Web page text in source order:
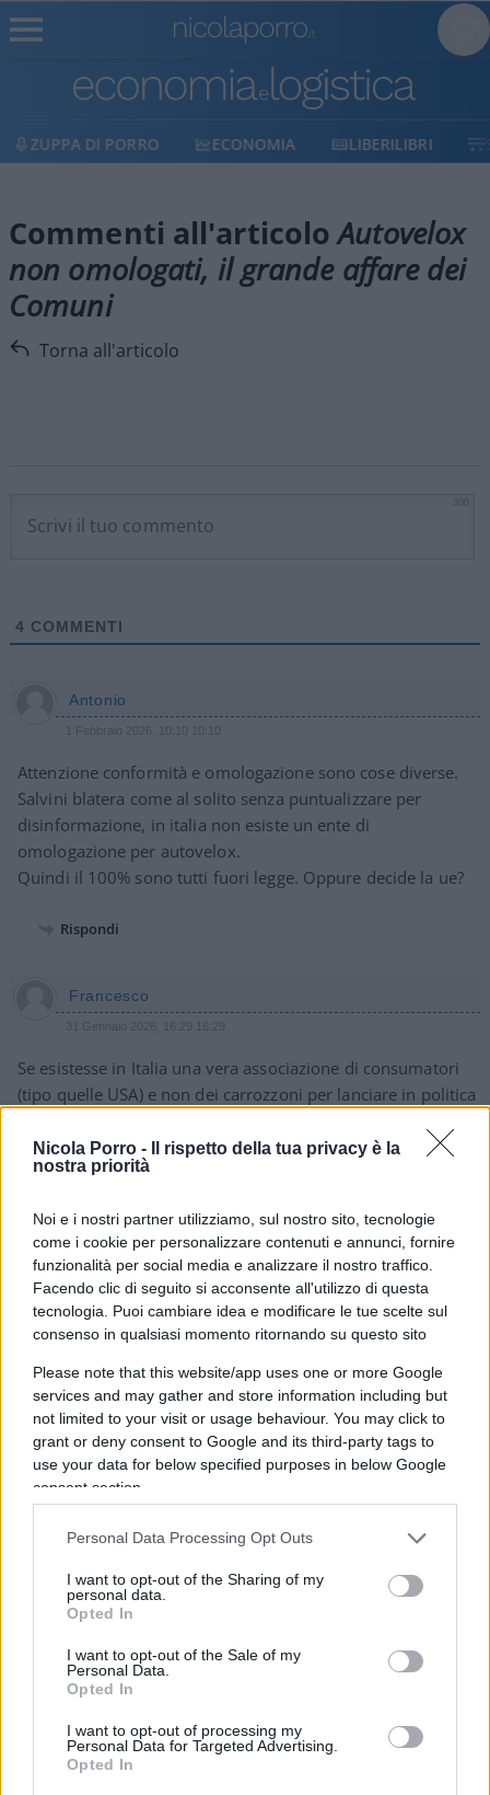
Nicola Porro -
Il rispetto della tua privacy è la
nostra priorità
Noi e i nostri partner utilizziamo, sul nostro sito, tecnologie
come i cookie per personalizzare contenuti e annunci, fornire
funzionalità per social media e analizzare il nostro traffico.
Facendo clic di seguito si acconsente all'utilizzo di questa
tecnologia. Puoi cambiare idea e modificare le tue scelte sul
consenso in qualsiasi momento ritornando su questo sito
Please note that this website/app uses one or more Google
services and may gather and store information including but
not limited to your visit or usage behaviour. You may click to
grant or deny consent to Google and its third-party tags to
use your data for below specified purposes in below Google
consent section.
Personal Data Processing Opt Outs
I want to opt-out of the Sharing of my
personal data.
Opted In
I want to opt-out of the Sale of my
Personal Data.
Opted In
I want to opt-out of processing my
Personal Data for Targeted Advertising.
Opted In
ZUPPA DI PORRO ECONOMIA LIBERILIBRI
Commenti all'articoloAutovelox
non omologati, il grande affare dei
Comuni
Torna all'articolo
4 COMMENTI
Antonio
1 Febbraio 2026, 10:10 10:10
Attenzione conformità e omologazione sono cose diverse.
Salvini blatera come al solito senza puntualizzare per
disinformazione, in italia non esiste un ente di
omologazione per autovelox.
Quindi il 100% sono tutti fuori legge. Oppure decide la ue?
Rispondi
Francesco
31 Gennaio 2026, 16:29 16:29
Se esistesse in Italia una vera associazione di consumatori
(tipo quelle USA) e non dei carrozzoni per lanciare in politica
comuni per recuperate multe + interessi di tutte le multe
non dovute in quanto prese con apparecchi non omologati
Rispondi
Maurizzzio
31 Gennaio 2026, 16:12 16:12
Lana caprina. L’omologazione è l’ennesima pastoia
burocratica. Per definizione se immetti in commercio
un’apparecchio che deve svolgere una funzione e non la fa
secondo quanto indicato è FRODE. Non è questione di multe
non valide. Sarebbe questione di arrestare tutti i venditori di
Rispondi VIsualizza le risposte